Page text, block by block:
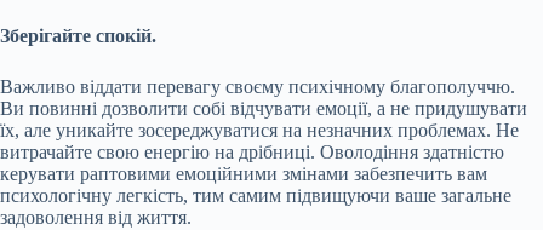
Зберігайте спокій.
Важливо віддати перевагу своєму психічному благополуччю.
Ви повинні дозволити собі відчувати емоції, а не придушувати
їх, але уникайте зосереджуватися на незначних проблемах. Не
витрачайте свою енергію на дрібниці. Оволодіння здатністю
керувати раптовими емоційними змінами забезпечить вам
психологічну легкість, тим самим підвищуючи ваше загальне
задоволення від життя.